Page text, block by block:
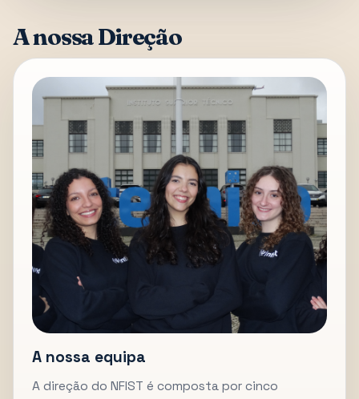
A nossa Direção
A nossa equipa
A direção do NFIST é composta por cinco